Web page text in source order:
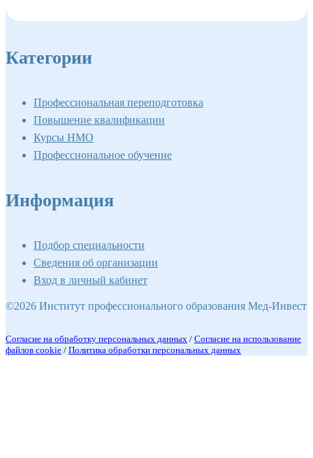
Категории
Профессиональная переподготовка
Повышение квалификации
Курсы НМО
Профессиональное обучение
Информация
Подбор специальности
Сведения об организации
Вход в личный кабинет
©2026 Институт профессионального образования Мед-Инвест
Согласие на обработку персональных данных / Согласие на использование
файлов cookie / Политика обработки персональных данных